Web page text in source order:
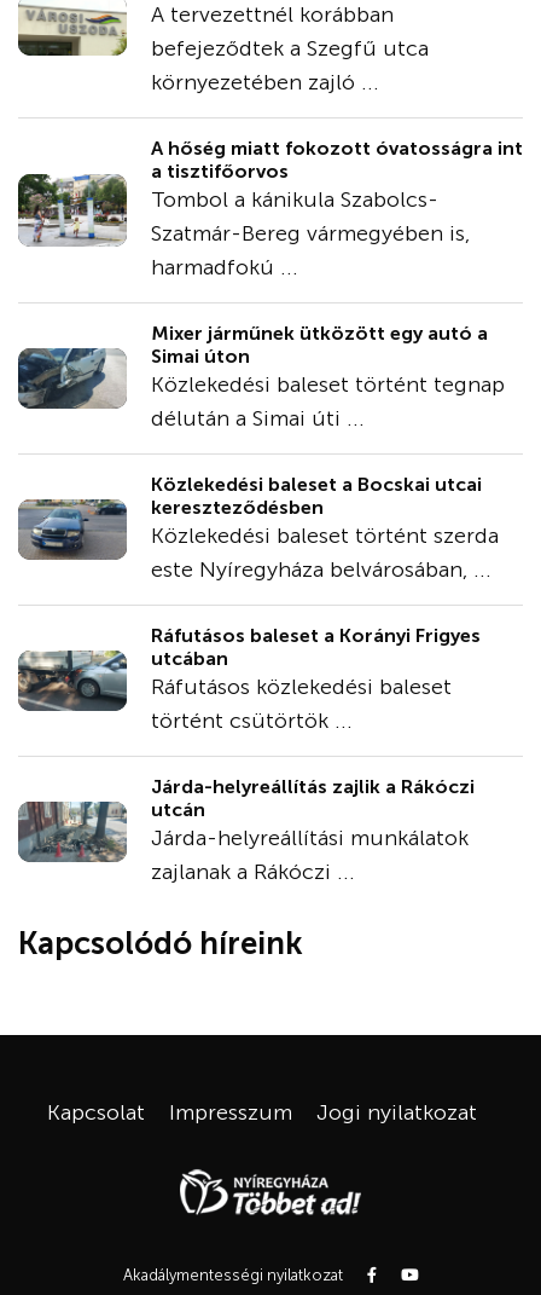
A tervezettnél korábban
befejeződtek a Szegfű utca
környezetében zajló ...
A hőség miatt fokozott óvatosságra int
a tisztifőorvos
Tombol a kánikula Szabolcs-
Szatmár-Bereg vármegyében is,
harmadfokú ...
Mixer járműnek ütközött egy autó a
Simai úton
Közlekedési baleset történt tegnap
délután a Simai úti ...
Közlekedési baleset a Bocskai utcai
kereszteződésben
Közlekedési baleset történt szerda
este Nyíregyháza belvárosában, ...
Ráfutásos baleset a Korányi Frigyes
utcában
Ráfutásos közlekedési baleset
történt csütörtök ...
Járda-helyreállítás zajlik a Rákóczi
utcán
Járda-helyreállítási munkálatok
zajlanak a Rákóczi ...
Kapcsolódó híreink
Kapcsolat Impresszum Jogi nyilatkozat
Akadálymentességi nyilatkozat